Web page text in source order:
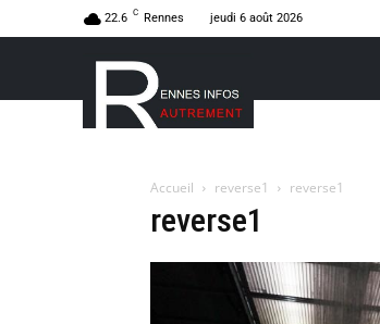
22.6 C Rennes jeudi 6 août 2026
Accueil reverse1 reverse1
reverse1